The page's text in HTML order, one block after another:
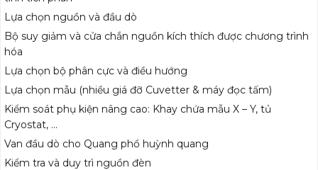
Lựa chọn nguồn và đầu dò
Bộ suy giảm và cửa chắn nguồn kích thích được chương trình
hóa
Lựa chọn bộ phân cực và điều hướng
Lựa chọn mẫu (nhiều giá đỡ Cuvetter & máy đọc tấm)
Kiểm soát phụ kiện nâng cao: Khay chứa mẫu X – Y, tủ
Cryostat, …
Van đầu dò cho Quang phổ huỳnh quang
Kiểm tra và duy trì nguồn đèn